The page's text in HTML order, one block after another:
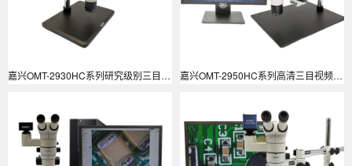
嘉兴OMT-2930HC系列研究级别三目视频拍照录像显微镜 嘉兴OMT-2950HC系列高清三目视频拍照录像测量研究级别三目视频显微镜